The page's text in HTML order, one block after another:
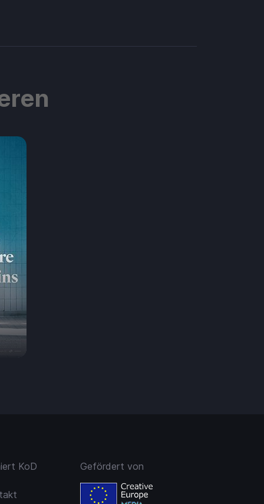
KoD Gefördert von